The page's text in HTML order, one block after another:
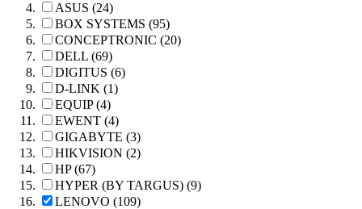
ASUS (24)
BOX SYSTEMS (95)
CONCEPTRONIC (20)
DELL (69)
DIGITUS (6)
D-LINK (1)
EQUIP (4)
EWENT (4)
GIGABYTE (3)
HIKVISION (2)
HP (67)
HYPER (BY TARGUS) (9)
LENOVO (109)